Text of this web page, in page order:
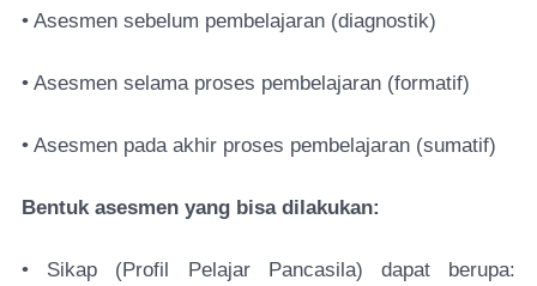
• Asesmen sebelum pembelajaran (diagnostik)
• Asesmen selama proses pembelajaran (formatif)
• Asesmen pada akhir proses pembelajaran (sumatif)
Bentuk asesmen yang bisa dilakukan:
• Sikap (Profil Pelajar Pancasila) dapat berupa: